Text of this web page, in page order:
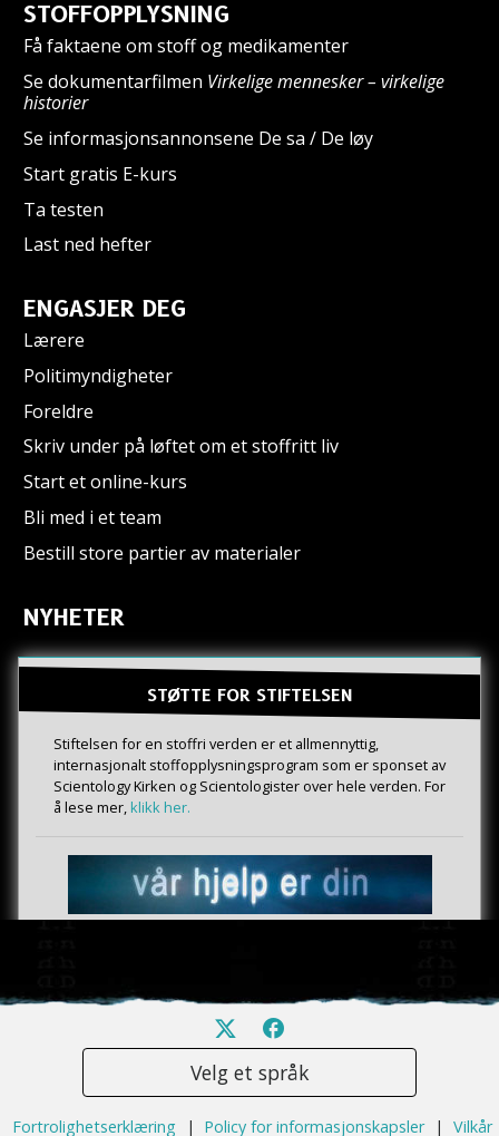
STOFFOPPLYSNING
Få faktaene om stoff og medikamenter
Se dokumentarfilmen Virkelige mennesker – virkelige
historier
Se informasjonsannonsene De sa / De løy
Start gratis E-kurs
Ta testen
Last ned hefter
ENGASJER DEG
Lærere
Politimyndigheter
Foreldre
Skriv under på løftet om et stoffritt liv
Start et online-kurs
Bli med i et team
Bestill store partier av materialer
NYHETER
STØTTE FOR STIFTELSEN
Stiftelsen for en stoffri verden er et allmennyttig,
internasjonalt stoffopplysningsprogram som er sponset av
Scientology Kirken og Scientologister over hele verden. For
å lese mer,klikk her.
Velg et språk
Fortrolighetserklæring | Policy for informasjonskapsler | Vilkår